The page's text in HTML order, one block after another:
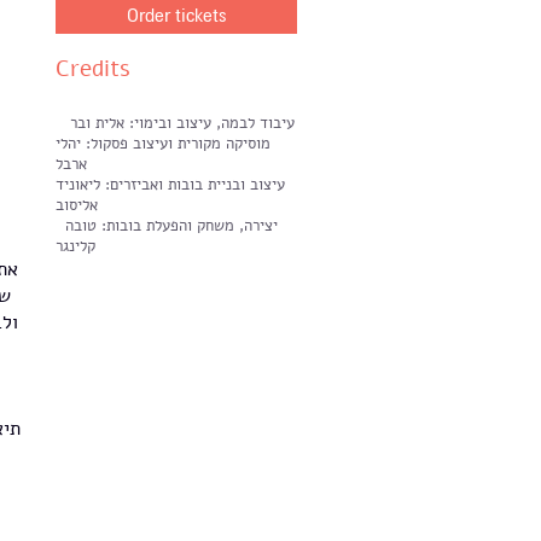
Order tickets
Credits
עיבוד לבמה, עיצוב ובימוי: אלית ובר
מוסיקה מקורית ועיצוב פסקול: יהלי
ארבל
עיצוב ובניית בובות ואביזרים: ליאוניד
אליסוב
קלינגר